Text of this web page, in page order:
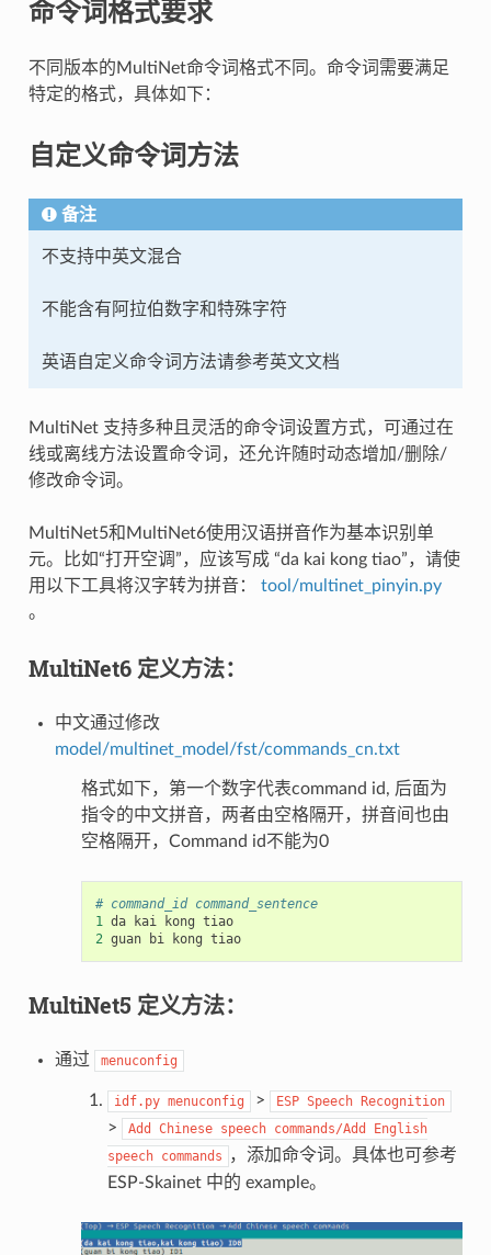
命令词格式要求
不同版本的MultiNet命令词格式不同。命令词需要满足
特定的格式，具体如下：
自定义命令词方法
备注
不支持中英文混合
不能含有阿拉伯数字和特殊字符
英语自定义命令词方法请参考英文文档
MultiNet 支持多种且灵活的命令词设置方式，可通过在
线或离线方法设置命令词，还允许随时动态增加/删除/
修改命令词。
MultiNet5和MultiNet6使用汉语拼音作为基本识别单
元。比如“打开空调”，应该写成 “da kai kong tiao”，请使
用以下工具将汉字转为拼音： tool/multinet_pinyin.py
。
MultiNet6 定义方法：
中文通过修改
model/multinet_model/fst/commands_cn.txt
格式如下，第一个数字代表command id, 后面为
指令的中文拼音，两者由空格隔开，拼音间也由
空格隔开，Command id不能为0
# command_id command_sentence
1
da kai kong tiao
2 guan bi kong tiao
MultiNet5 定义方法：
通过 menuconfig
idf.py menuconfig > ESP Speech Recognition
> Add Chinese speech commands/Add
English
speech commands
，添加命令词。具体也可参考
ESP-Skainet 中的 example。